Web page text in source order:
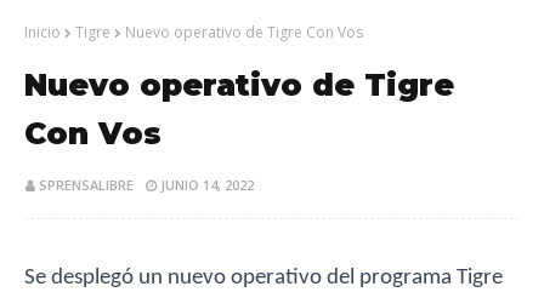
Inicio Tigre Nuevo operativo de Tigre Con Vos
Nuevo operativo de Tigre
Con Vos
SPRENSALIBRE JUNIO 14, 2022
Se desplegó un nuevo operativo del programa Tigre